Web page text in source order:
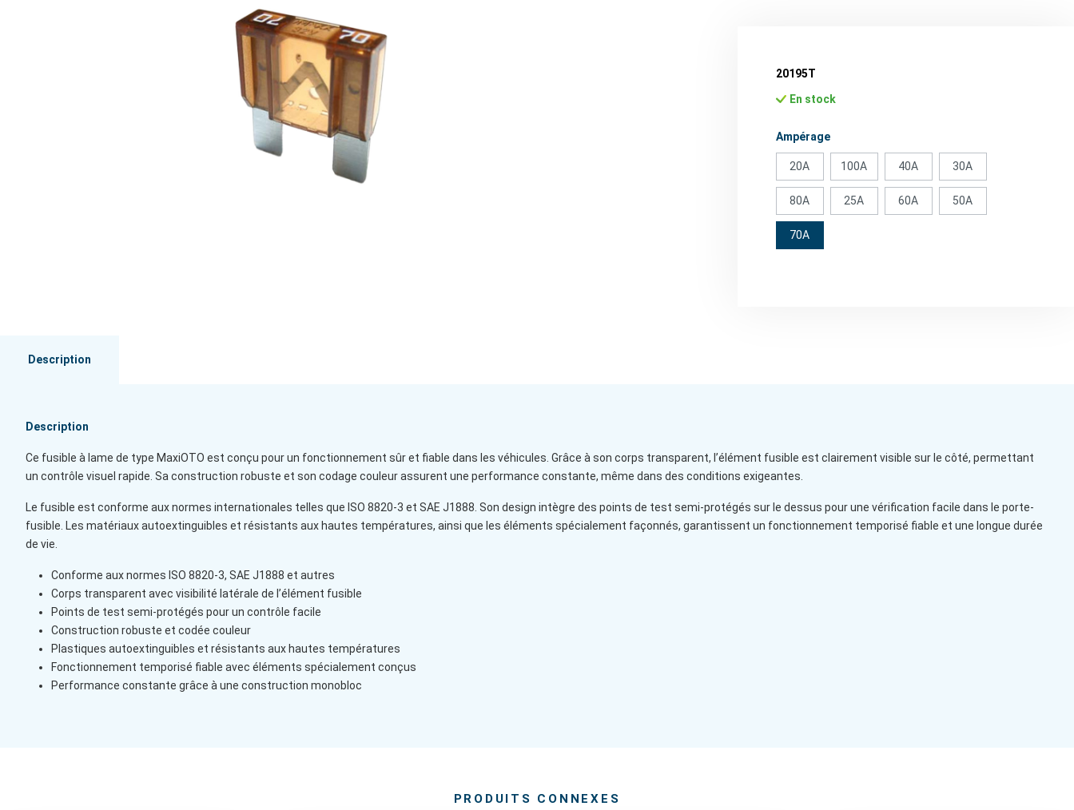
20195T
En stock
Sélectionnez
Ampérage
20A 100A 40A 30A
80A 25A 60A 50A
70A
Description
Description
Ce fusible à lame de type MaxiOTO est conçu pour un fonctionnement sûr et fiable dans les véhicules. Grâce à son corps transparent, l’élément fusible est clairement visible sur le côté, permettant
un contrôle visuel rapide. Sa construction robuste et son codage couleur assurent une performance constante, même dans des conditions exigeantes.
Le fusible est conforme aux normes internationales telles que ISO 8820-3 et SAE J1888. Son design intègre des points de test semi-protégés sur le dessus pour une vérification facile dans le porte-
fusible. Les matériaux autoextinguibles et résistants aux hautes températures, ainsi que les éléments spécialement façonnés, garantissent un fonctionnement temporisé fiable et une longue durée
de vie.
Conforme aux normes ISO 8820-3, SAE J1888 et autres
Corps transparent avec visibilité latérale de l’élément fusible
Points de test semi-protégés pour un contrôle facile
Construction robuste et codée couleur
Plastiques autoextinguibles et résistants aux hautes températures
Fonctionnement temporisé fiable avec éléments spécialement conçus
Performance constante grâce à une construction monobloc
PRODUITS CONNEXES